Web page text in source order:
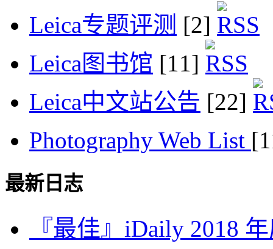
Leica专题评测 [2]
Leica图书馆 [11]
Leica中文站公告 [22]
Photography Web List
最新日志
『最佳』iDaily 2018